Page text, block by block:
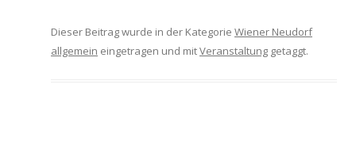
Dieser Beitrag wurde in der Kategorie Wiener Neudorf
allgemein eingetragen und mitVeranstaltung getaggt.